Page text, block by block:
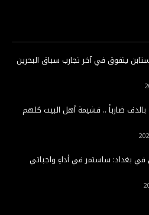
1".. فرستابن يتفوق في آخر تجارب سباق البحرين
بالدف ضارباً .. فشيمة أهل البيت كلهم
في بغداد: ساستمر في أداءِ واجباتي